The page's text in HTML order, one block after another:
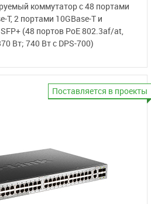
коммутаторс 48 портами
T,2 портами 10GBase-T и
(48 портов PoE 802.3af/at,
Вт; 740 Вт с DPS-700)
Поставляется в проекты